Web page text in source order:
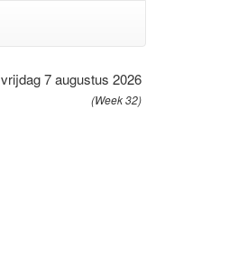
vrijdag 7 augustus 2026
(Week 32)